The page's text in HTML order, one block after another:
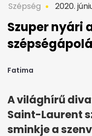
Szépség 2020.
Szuper nyári
Fatima
A világhírű
Saint-Laurent
sminkje a